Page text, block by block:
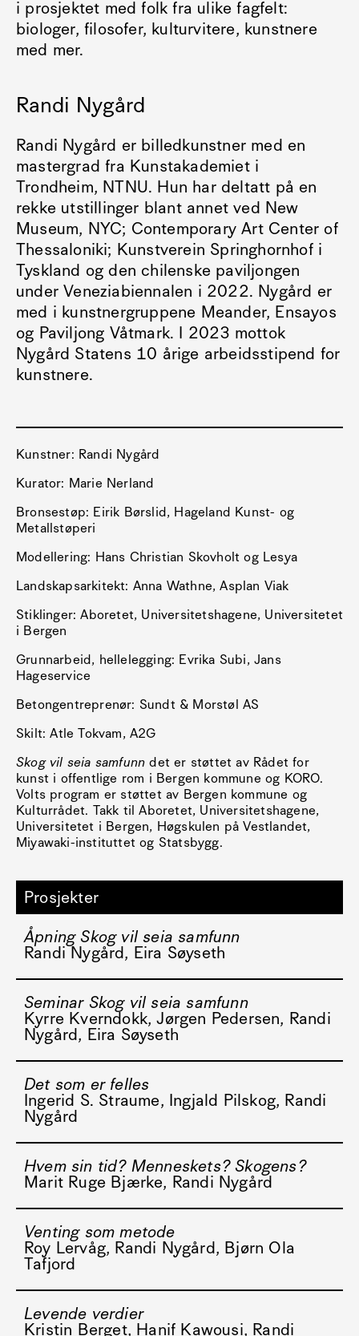
i prosjektet med folk fra ulike fagfelt:
biologer, filosofer, kulturvitere, kunstnere
med mer.
Randi Nygård
Randi Nygård er billedkunstner med en
mastergrad fra Kunstakademiet i
Trondheim, NTNU. Hun har deltatt på en
rekke utstillinger blant annet ved New
Museum, NYC; Contemporary Art Center of
Thessaloniki; Kunstverein Springhornhof i
Tyskland og den chilenske paviljongen
under Veneziabiennalen i 2022. Nygård er
med i kunstnergruppene Meander, Ensayos
og Paviljong Våtmark. I 2023 mottok
Nygård Statens 10 årige arbeidsstipend for
kunstnere.
Kunstner: Randi Nygård
Kurator: Marie Nerland
Bronsestøp: Eirik Børslid, Hageland Kunst- og
Metallstøperi
Modellering: Hans Christian Skovholt og Lesya
Landskapsarkitekt: Anna Wathne, Asplan Viak
Stiklinger: Aboretet, Universitetshagene, Universitetet
i Bergen
Grunnarbeid, hellelegging: Evrika Subi, Jans
Hageservice
Betongentreprenør: Sundt & Morstøl AS
Skilt: Atle Tokvam, A2G
Skog vil seia samfunn det er støttet av Rådet for
kunst i offentlige rom i Bergen kommune og KORO.
Volts program er støttet av Bergen kommune og
Kulturrådet. Takk til Aboretet, Universitetshagene,
Universitetet i Bergen, Høgskulen på Vestlandet,
Miyawaki-instituttet og Statsbygg.
Prosjekter
Åpning Skog vil seia samfunn
Randi Nygård, Eira Søyseth
Seminar Skog vil seia samfunn
Kyrre Kverndokk, Jørgen Pedersen, Randi
Nygård, Eira Søyseth
Det som er felles
Ingerid S. Straume, Ingjald Pilskog, Randi
Nygård
Hvem sin tid? Menneskets? Skogens?
Marit Ruge Bjærke, Randi Nygård
Venting som metode
Roy Lervåg, Randi Nygård, Bjørn Ola
Tafjord
Levende verdier
Kristin Berget, Hanif Kawousi, Randi